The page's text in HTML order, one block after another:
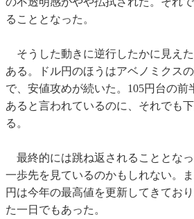
ることとなった。
そうした動きに逆行したかに見え
ある。ドル円のほうはアベノミクス
で、安値攻めが続いた。105円台の前
あると言われているのに、それでも
る。
最終的には跳ね返されることとな
一歩先を見ているのかもしれない。
円は今年の最高値を更新してきてお
た一日でもあった。